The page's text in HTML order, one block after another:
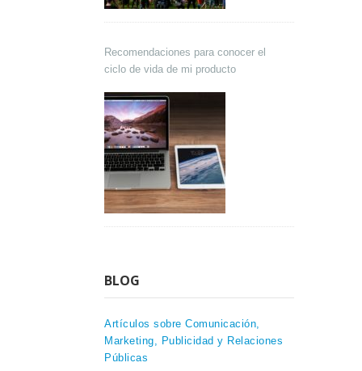
Recomendaciones para conocer el
ciclo de vida de mi producto
BLOG
Artículos sobre Comunicación,
Marketing, Publicidad y Relaciones
Públicas